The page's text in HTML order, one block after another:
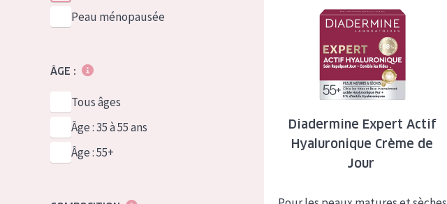
Peau ménopausée
ÂGE :
Tous âges
Âge : 35 à 55 ans
Âge : 55+
Diadermine Expert Actif
Hyaluronique Crème de
Jour